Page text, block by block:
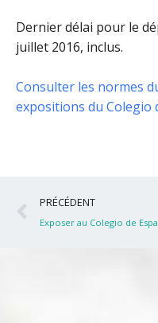
Dernier délai pour le
juillet 2016, inclus.
Consulter les normes
expositions du Colegio
Précédent
PRÉCÉDENT
Exposer au Colegio de